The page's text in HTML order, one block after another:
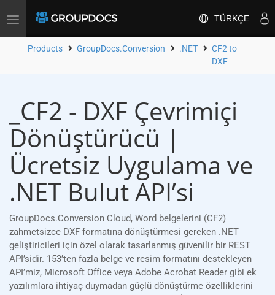
Toggle
TÜRKÇE
Products GroupDocs.Conversion .NET
CF2 to
DXF
_CF2 - DXF Çevrimiçi
Dönüştürücü |
Ücretsiz Uygulama ve
.NET Bulut API’si
GroupDocs.Conversion Cloud, Word belgelerini (CF2)
zahmetsizce DXF formatına dönüştürmesi gereken .NET
geliştiricileri için özel olarak tasarlanmış güvenilir bir REST
API’sidir. 153’ten fazla belge ve resim formatını destekleyen
API’miz, Microsoft Office veya Adobe Acrobat Reader gibi ek
yazılımlara ihtiyaç duymadan güçlü dönüştürme özelliklerini